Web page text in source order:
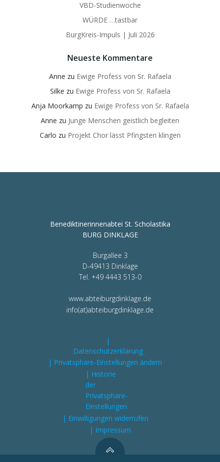
VBD-Studienwoche
WÜRDE …tastbar
BurgKreis-Impuls | Juli 2026
Neueste Kommentare
Anne zu Ewige Profess von Sr. Rafaela
Silke zu Ewige Profess von Sr. Rafaela
Anja Moorkamp zu Ewige Profess von Sr. Rafaela
Anne zu Junge Menschen geistlich begleiten
Carlo zu Projekt Chor lässt Pfingsten klingen
Benediktinerinnenabtei St. Scholastika
BURG DINKLAGE
Burgallee 3
D-49413 Dinklage
Tel. +49 4443 513-0
www.abteiburgdinklage.de
info(at)abteiburgdinklage.de
|
Datenschutzerklärung
| Privatsphäre-Einstellungen ändern
| Historie
der
Privatsphäre-
Einstellungen
| Einwilligungen widerrufen
| Impressum